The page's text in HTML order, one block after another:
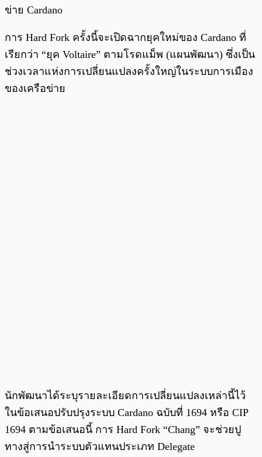
ข่าย Cardano
การ Hard Fork ครั้งนี้จะเปิดฉากยุคใหม่ของ Cardano ที่
เรียกว่า “ยุค Voltaire” ตามโรดแม็พ (แผนพัฒนา) ซึ่งเป็น
ช่วงเวลาแห่งการเปลี่ยนแปลงครั้งใหญ่ในระบบการเมือง
ของเครือข่าย
นักพัฒนาได้ระบุรายละเอียดการเปลี่ยนแปลงเหล่านี้ไว้
ในข้อเสนอปรับปรุงระบบ Cardano ฉบับที่ 1694 หรือ CIP
1694 ตามข้อเสนอนี้ การ Hard Fork “Chang” จะช่วยปู
ทางสู่การนำระบบตัวแทนประเภท Delegate